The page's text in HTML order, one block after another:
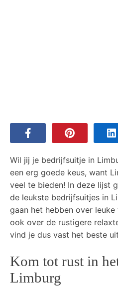
Wil jij je bedrijfsuitje in
een erg goede keus, want
veel te bieden! In deze lijst
de leukste bedrijfsuitjes in
gaan het hebben over
ook over de rustigere
vind je dus vast het beste
Kom tot rust in
Limburg